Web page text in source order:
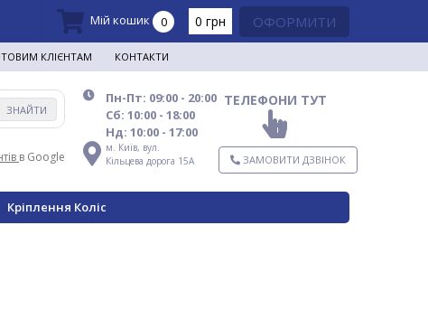
Мій кошик 0 0 грн ОФОРМИТИ
КЛІЄНТАМ КОНТАКТИ
ЗНАЙТИ
в Google
Пн-Пт: 09:00 - 20:00
Сб: 10:00 - 18:00
Нд: 10:00 - 17:00
м. Київ, вул.
Кільцева дорога 15А
ТЕЛЕФОНИ ТУТ
ЗАМОВИТИ ДЗВІНОК
Кріплення Коліс